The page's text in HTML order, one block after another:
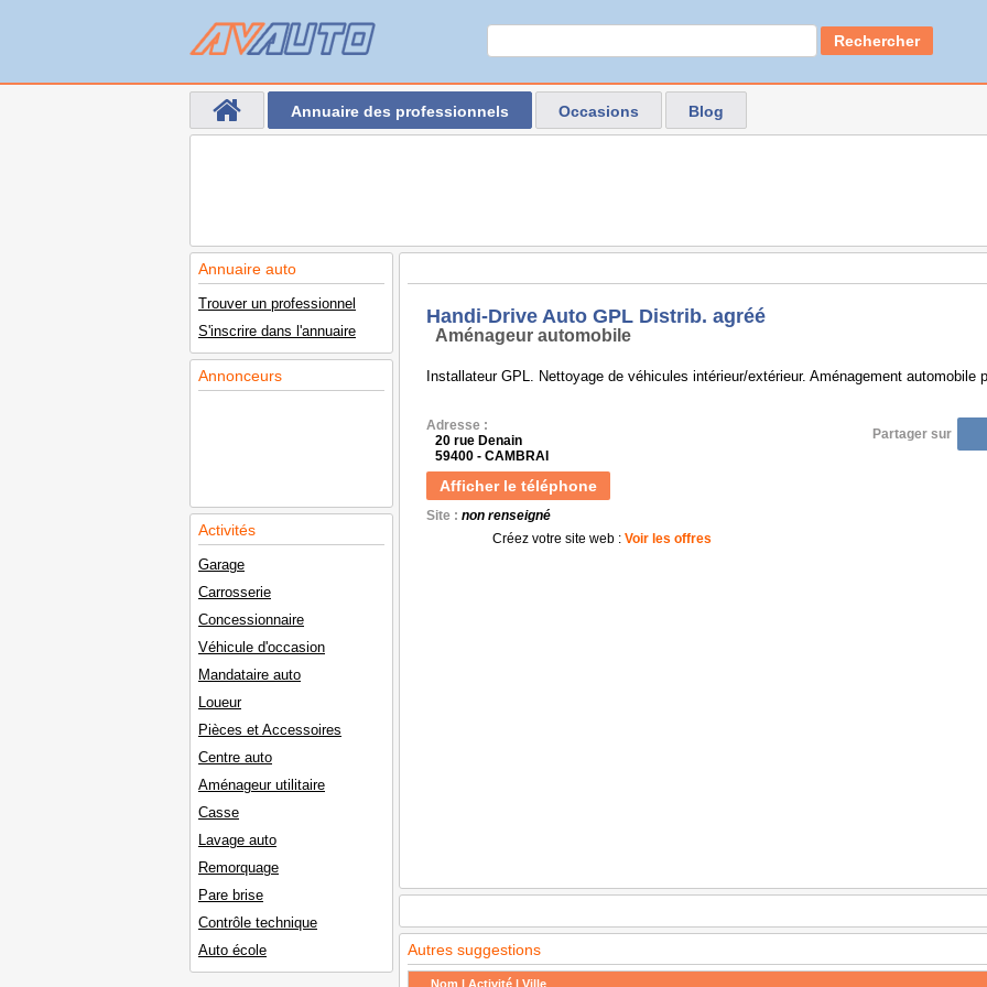
Rechercher
Annuaire des professionnels Occasions Blog
Annuaire auto
Trouver un professionnel
S'inscrire dans l'annuaire
Annonceurs
Activités
Garage
Carrosserie
Concessionnaire
Véhicule d'occasion
Mandataire auto
Loueur
Pièces et Accessoires
Centre auto
Aménageur utilitaire
Casse
Lavage auto
Remorquage
Pare brise
Contrôle technique
Auto école
Handi-Drive Auto GPL Distrib. agréé
Aménageur automobile
Installateur GPL. Nettoyage de véhicules intérieur/extérieur. Aménagement automobile
Adresse :
20 rue Denain
59400 - CAMBRAI
Afficher le téléphone
Site : non renseigné
Créez votre site web : Voir les offres
Partager sur
Autres suggestions
Nom | Activité | Ville